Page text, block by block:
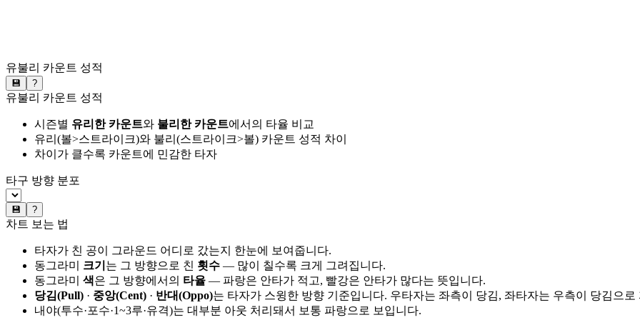
유불리 카운트 성적
💾 ?
유불리 카운트 성적
시즌별 유리한 카운트와 불리한 카운트에서의 타율 비교
유리(볼>스트라이크)와 불리(스트라이크>볼) 카운트 성적 차이
차이가 클수록 카운트에 민감한 타자
타구 방향 분포
💾 ?
차트 보는 법
타자가 친 공이 그라운드 어디로 갔는지 한눈에 보여줍니다.
동그라미 크기 는 그 방향으로 친 횟수 — 많이 칠수록 크게 그려집니다.
동그라미 색은 그 방향에서의 타율 — 파랑은 안타가 적고, 빨강은 안타가 많다는 뜻입니다.
당김(Pull) · 중앙(Cent) · 반대(Oppo)는 타자가 스윙한 방향 기준입니다. 우타자는 좌측이 당김, 좌타자는 우측이 당김으로
내야(투수·포수·1~3루·유격)는 대부분 아웃 처리돼서 보통 파랑으로 보입니다.